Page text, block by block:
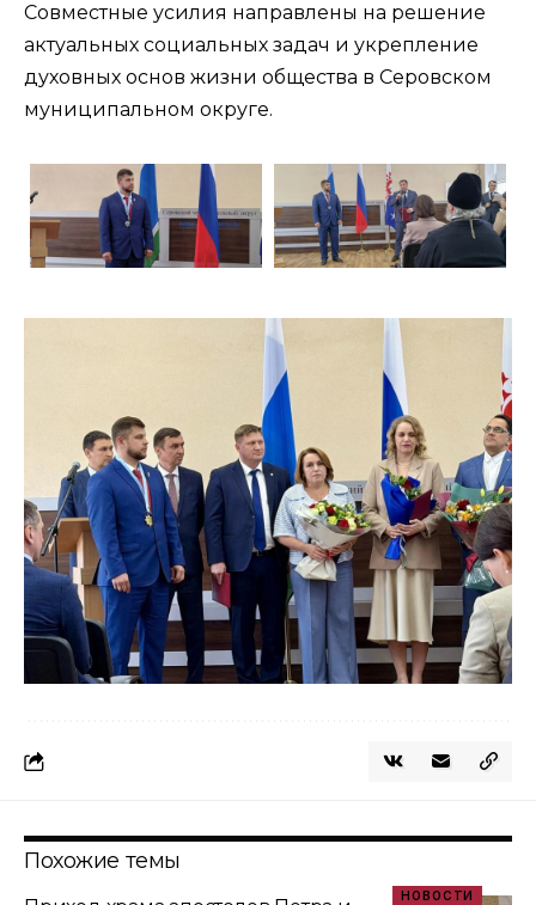
Совместные усилия направлены на решение
актуальных социальных задач и укрепление
духовных основ жизни общества в Серовском
муниципальном округе.
Похожие темы
НОВОСТИ